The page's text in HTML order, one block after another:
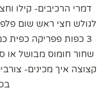
דמרי הרכיבים- קילו
לגולש חצי ראש שום
3 כפות פפריקה כפית
קצוצה איך מכינים-